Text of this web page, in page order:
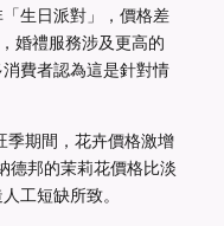
生日派對」，價格差
婚禮服務涉及更高的
費者認為這是針對情
季期間，花卉價格激增
德邦的茉莉花價格比淡
工短缺所致。